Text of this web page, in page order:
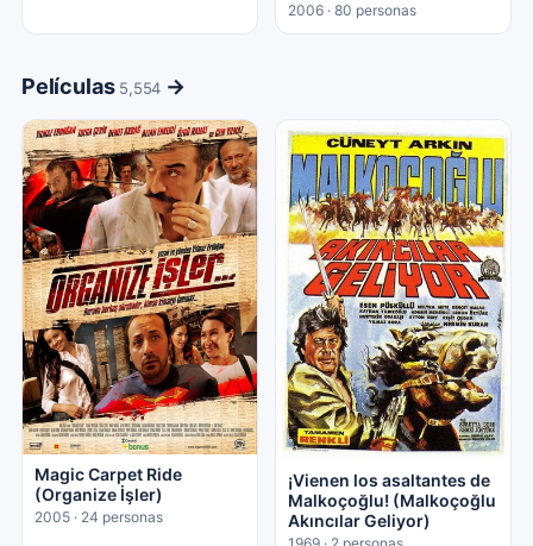
2006 · 80 personas
Películas 5,554 →
Magic Carpet Ride
(Organize İşler)
2005 · 24 personas
¡Vienen los asaltantes de
Malkoçoğlu! (Malkoçoğlu
Akıncılar Geliyor)